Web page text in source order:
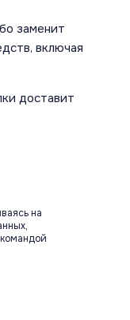
заменит
включая
доставит
на